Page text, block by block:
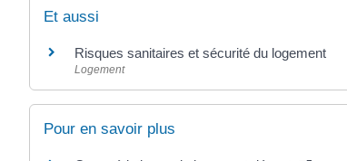
Et aussi
Risques sanitaires et sécurité du logement
Logement
Pour en savoir plus